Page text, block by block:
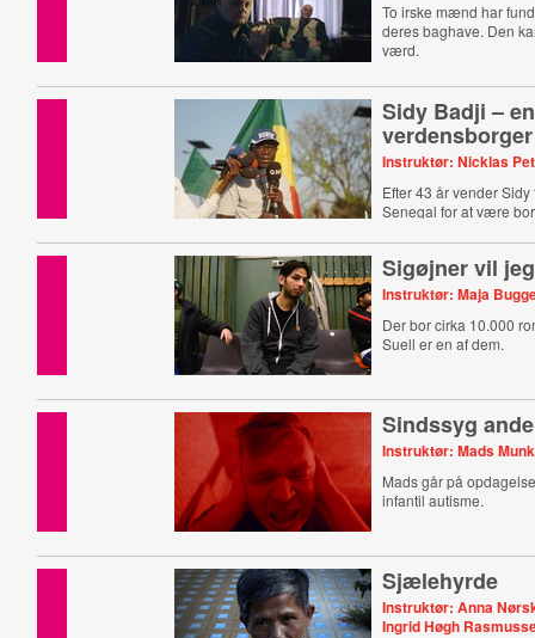
To irske mænd har
deres baghave. Den
værd.
Sidy Badji – en
verdensborger
Instruktør: Nicklas
Efter 43 år vender
Senegal for at være
Sigøjner vil
Instruktør: Maja
Der bor cirka 10.000
Suell er en af dem.
Sindssyg
Instruktør: Mads
Mads går på
infantil autisme.
Sjælehyrde
Instruktør: Anna
Ingrid Høgh